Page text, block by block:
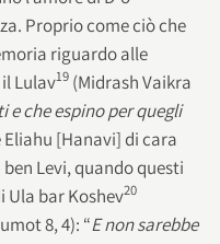
Proprio come ciò che
riguardo alle
Lulav19 (Midrash Vaikra
e che espino per quegli
Eliahu [Hanavi] di cara
Levi, quando questi
Ula bar Koshev20
8, 4): “E non sarebbe